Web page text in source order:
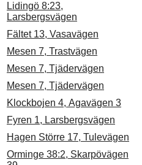
Lidingö 8:23,
Larsbergsvägen
Fältet 13, Vasavägen
Mesen 7, Trastvägen
Mesen 7, Tjädervägen
Mesen 7, Tjädervägen
Klockbojen 4, Agavägen 3
Fyren 1, Larsbergsvägen
Hagen Större 17, Tulevägen
Orminge 38:2, Skarpövägen